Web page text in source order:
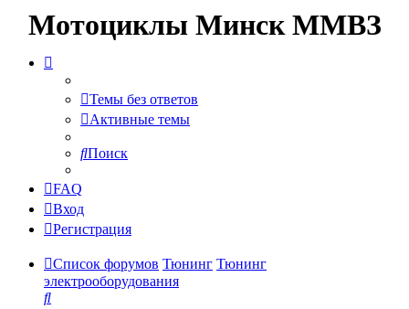
Мотоциклы Минск ММВЗ
Темы без ответов
Активные темы
Поиск
FAQ
Вход
Регистрация
Список форумов Тюнинг Тюнинг
электрооборудования
Поиск